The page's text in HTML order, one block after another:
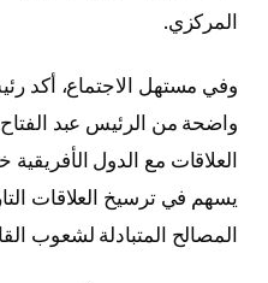
المركزي.
وفي مستهل الاجتماع، أكد
واضحة من الرئيس عبد
العلاقات مع الدول الأفريقية
يسهم في ترسيخ العلاقات
المصالح المتبادلة لشعوب